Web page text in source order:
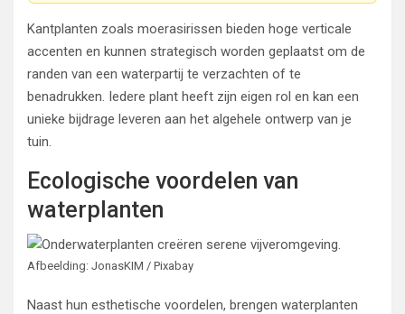
Kantplanten zoals moerasirissen bieden hoge verticale
accenten en kunnen strategisch worden geplaatst om de
randen van een waterpartij te verzachten of te
benadrukken. Iedere plant heeft zijn eigen rol en kan een
unieke bijdrage leveren aan het algehele ontwerp van je
tuin.
Ecologische voordelen van
waterplanten
Afbeelding: JonasKIM / Pixabay
Naast hun esthetische voordelen, brengen waterplanten